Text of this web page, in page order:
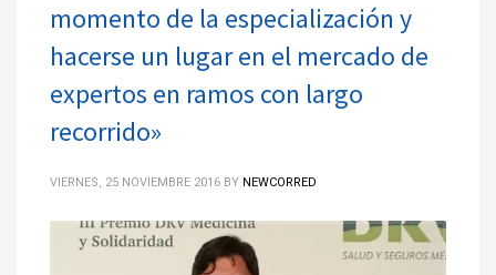
momento de la especialización y
hacerse un lugar en el mercado de
expertos en ramos con largo
recorrido»
VIERNES, 25 NOVIEMBRE 2016 BY NEWCORRED